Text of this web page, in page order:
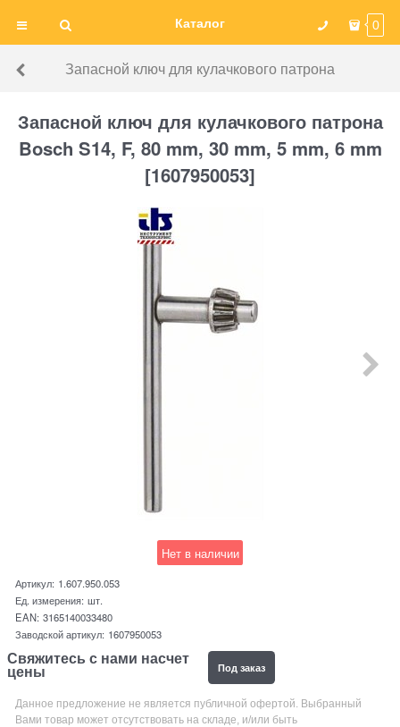
Каталог 0
Запасной ключ для кулачкового патрона
Запасной ключ для кулачкового патрона
Bosch S14, F, 80 mm, 30 mm, 5 mm, 6 mm
[1607950053]
Нет в наличии
Артикул: 1.607.950.053
Ед. измерения: шт.
EAN: 3165140033480
Заводской артикул: 1607950053
Свяжитесь с нами насчет
цены Под заказ
Данное предложение не является публичной офертой. Выбранный
Вами товар может отсутствовать на складе, и/или быть